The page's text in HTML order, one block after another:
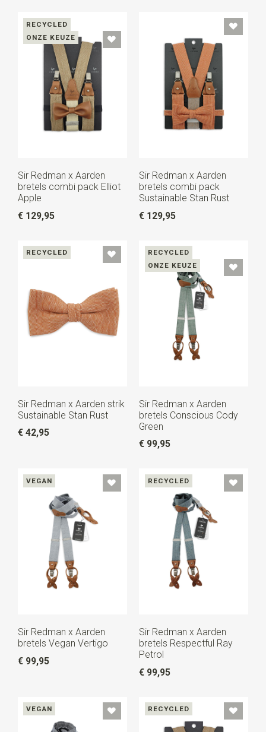
RECYCLED
ONZE KEUZE
Sir Redman x Aarden
bretels combi pack Elliot
Apple
€ 129,95
Sir Redman x Aarden
bretels combi pack
Sustainable Stan Rust
€ 129,95
RECYCLED
Sir Redman x Aarden strik
Sustainable Stan Rust
€ 42,95
RECYCLED
ONZE KEUZE
Sir Redman x Aarden
bretels Conscious Cody
Green
€ 99,95
VEGAN
Sir Redman x Aarden
bretels Vegan Vertigo
€ 99,95
RECYCLED
Sir Redman x Aarden
bretels Respectful Ray
Petrol
€ 99,95
VEGAN RECYCLED